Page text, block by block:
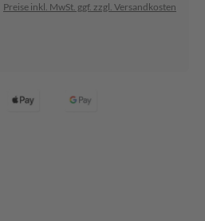
Preise inkl. MwSt. ggf. zzgl. Versandkosten